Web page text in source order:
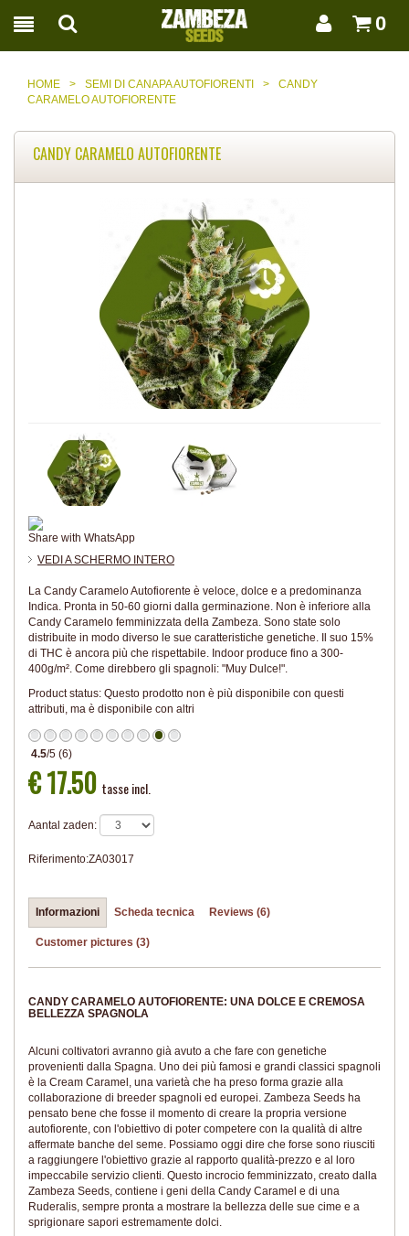
0
HOME > SEMI DI CANAPA AUTOFIORENTI >
CANDY
CARAMELO AUTOFIORENTE
CANDY CARAMELO AUTOFIORENTE
Share with WhatsApp
VEDI A SCHERMO INTERO
La Candy Caramelo Autofiorente è veloce, dolce e a predominanza
Indica. Pronta in 50-60 giorni dalla germinazione. Non è inferiore alla
Candy Caramelo femminizzata della Zambeza. Sono state solo
distribuite in modo diverso le sue caratteristiche genetiche. Il suo 15%
di THC è ancora più che rispettabile. Indoor produce fino a 300-
400g/m². Come direbbero gli spagnoli: "Muy Dulce!".
Product status: Questo prodotto non è più disponibile con questi
attributi, ma è disponibile con altri
4.5/5 (6)
€ 17.50 tasse incl.
Aantal zaden:
Riferimento:ZA03017
Informazioni Scheda tecnica Reviews (6)
Customer pictures (3)
CANDY CARAMELO AUTOFIORENTE: UNA DOLCE E CREMOSA
BELLEZZA SPAGNOLA
Alcuni coltivatori avranno già avuto a che fare con genetiche
provenienti dalla Spagna. Uno dei più famosi e grandi classici spagnoli
è la Cream Caramel, una varietà che ha preso forma grazie alla
collaborazione di breeder spagnoli ed europei. Zambeza Seeds ha
pensato bene che fosse il momento di creare la propria versione
autofiorente, con l'obiettivo di poter competere con la qualità di altre
affermate banche del seme. Possiamo oggi dire che forse sono riusciti
a raggiungere l'obiettivo grazie al rapporto qualità-prezzo e al loro
impeccabile servizio clienti. Questo incrocio femminizzato, creato dalla
Zambeza Seeds, contiene i geni della Candy Caramel e di una
Ruderalis, sempre pronta a mostrare la bellezza delle sue cime e a
sprigionare sapori estremamente dolci.